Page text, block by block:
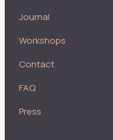
Journal
Workshops
Contact
FAQ
Press